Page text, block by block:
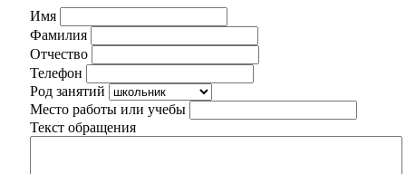
Имя
Фамилия
Отчество
Телефон
Род занятий
Место работы или учебы
Текст обращения